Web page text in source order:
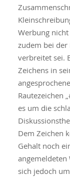
Werbung
zudem bei
verbreitet sei.
Zeichens in
Rautezeichen
es um die
Dem Zeichen
Gehalt noch
angemeldeten
sich jedoch